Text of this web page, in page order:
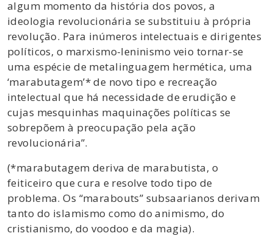
algum momento da história dos povos, a
ideologia revolucionária se substituiu à própria
revolução. Para inúmeros intelectuais e dirigentes
políticos, o marxismo-leninismo veio tornar-se
uma espécie de metalinguagem hermética, uma
‘marabutagem’* de novo tipo e recreação
intelectual que há necessidade de erudição e
cujas mesquinhas maquinações políticas se
sobrepõem à preocupação pela ação
revolucionária”.
(*marabutagem deriva de marabutista, o
feiticeiro que cura e resolve todo tipo de
problema. Os “marabouts” subsaarianos derivam
tanto do islamismo como do animismo, do
cristianismo, do voodoo e da magia).